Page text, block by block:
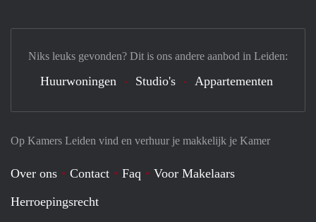
Op Kamers Leiden vind en verhuur je makkelijk je Kamer
Over ons Contact Faq
Voor Makelaars
Herroepingsrecht
Niks leuks gevonden? Dit is ons andere aanbod in Leiden:
Huurwoningen Studio's Appartementen